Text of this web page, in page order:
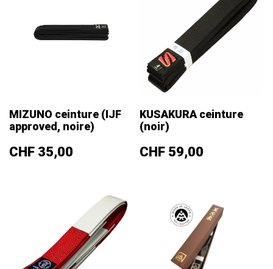
MIZUNO ceinture (IJF
approved, noire)
Prix
CHF 35,00
KUSAKURA ceinture
(noir)
Prix
CHF 59,00